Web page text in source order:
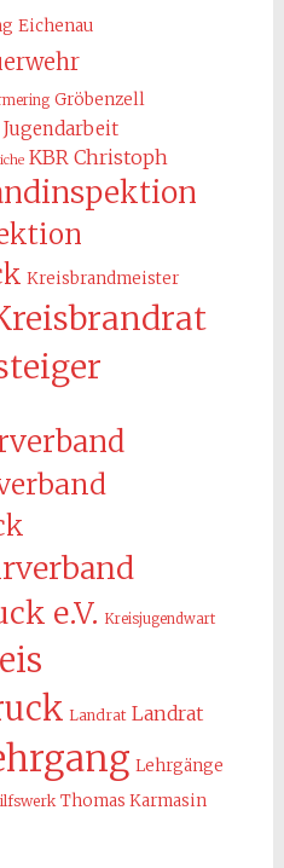
Eichenau
Gröbenzell
Jugendarbeit
KBR Christoph
Kreisbrandmeister
e.V. Kreisjugendwart
Landrat Landrat
Lehrgänge
Thomas Karmasin